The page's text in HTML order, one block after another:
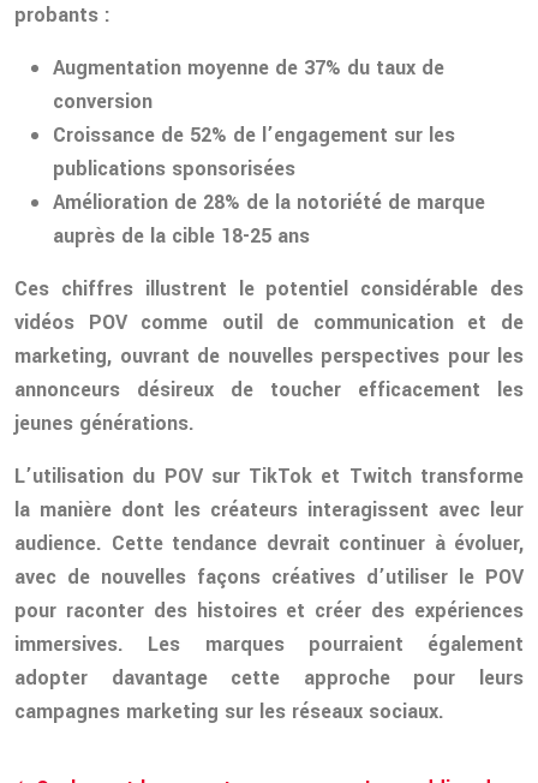
probants :
Augmentation moyenne de 37% du taux de
conversion
Croissance de 52% de l’engagement sur les
publications sponsorisées
Amélioration de 28% de la notoriété de marque
auprès de la cible 18-25 ans
Ces chiffres illustrent le potentiel considérable des
vidéos POV comme outil de communication et de
marketing, ouvrant de nouvelles perspectives pour les
annonceurs désireux de toucher efficacement les
jeunes générations.
L’utilisation du POV sur TikTok et Twitch transforme
la manière dont les créateurs interagissent avec leur
audience. Cette tendance devrait continuer à évoluer,
avec de nouvelles façons créatives d’utiliser le POV
pour raconter des histoires et créer des expériences
immersives. Les marques pourraient également
adopter davantage cette approche pour leurs
campagnes marketing sur les réseaux sociaux.